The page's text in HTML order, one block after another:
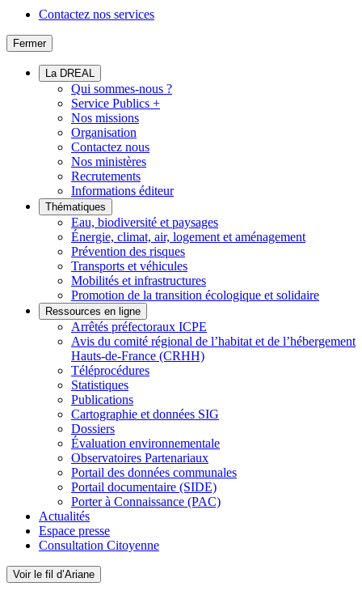
Contactez nos services
Fermer
La DREAL
Qui sommes-nous ?
Service Publics +
Nos missions
Organisation
Contactez nous
Nos ministères
Recrutements
Informations éditeur
Thématiques
Eau, biodiversité et paysages
Énergie, climat, air, logement et aménagement
Prévention des risques
Transports et véhicules
Mobilités et infrastructures
Promotion de la transition écologique et solidaire
Ressources en ligne
Arrêtés préfectoraux ICPE
Avis du comité régional de l’habitat et de l’hébergement
Hauts-de-France (CRHH)
Téléprocédures
Statistiques
Publications
Cartographie et données SIG
Dossiers
Évaluation environnementale
Observatoires Partenariaux
Portail des données communales
Portail documentaire (SIDE)
Porter à Connaissance (PAC)
Actualités
Espace presse
Consultation Citoyenne
Voir le fil d’Ariane